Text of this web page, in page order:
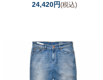
24,420円(税込)